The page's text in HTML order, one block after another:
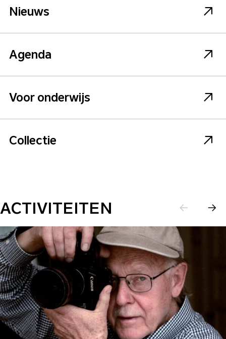
Nieuws
Agenda
Voor onderwijs
Collectie
ACTIVITEITEN